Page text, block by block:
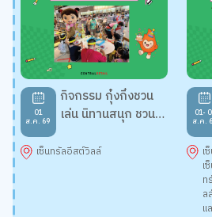
01
ส.ค. 69
กิจกรรม กุ๋งกิ๋งชวน
เล่น นิทานสนุก ชวน
เซ็นทรัลอีสต์วิลล์
01-
ส.ค.
เ
เ
ท
ล
แ